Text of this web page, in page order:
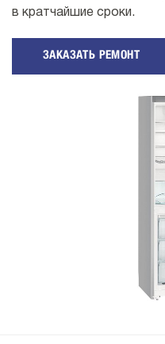
в кратчайшие сроки.
ЗАКАЗАТЬ РЕМОНТ